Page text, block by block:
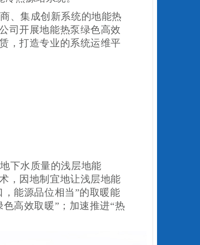
、集成创新系统的地能热
司开展地能热泵绿色高效
，打造专业的系统运维平
下水质量的浅层地能
，因地制宜地让浅层地能
，能源品位相当”的取暖能
高效取暖”；加速推进“热